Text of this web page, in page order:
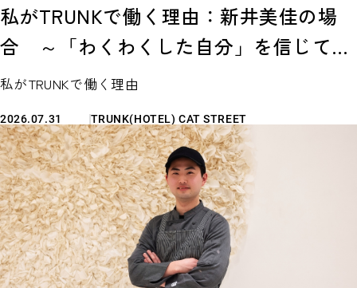
私がTRUNKで働く理由：新井美佳の場
合 ～「わくわくした自分」を信じて。
名門ホテルからTRUNKへ飛び込んで見つ
私がTRUNKで働く理由
2026.07.31 TRUNK(HOTEL) CAT STREET